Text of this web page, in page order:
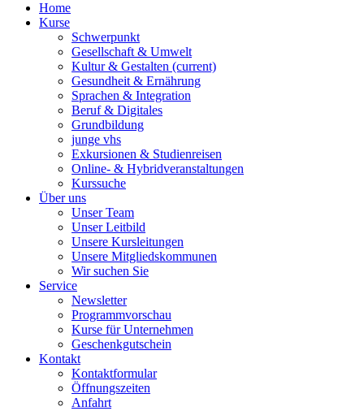
Home
Kurse
Schwerpunkt
Gesellschaft & Umwelt
Kultur & Gestalten (current)
Gesundheit & Ernährung
Sprachen & Integration
Beruf & Digitales
Grundbildung
junge vhs
Exkursionen & Studienreisen
Online- & Hybridveranstaltungen
Kurssuche
Über uns
Unser Team
Unser Leitbild
Unsere Kursleitungen
Unsere Mitgliedskommunen
Wir suchen Sie
Service
Newsletter
Programmvorschau
Kurse für Unternehmen
Geschenkgutschein
Kontakt
Kontaktformular
Öffnungszeiten
Anfahrt